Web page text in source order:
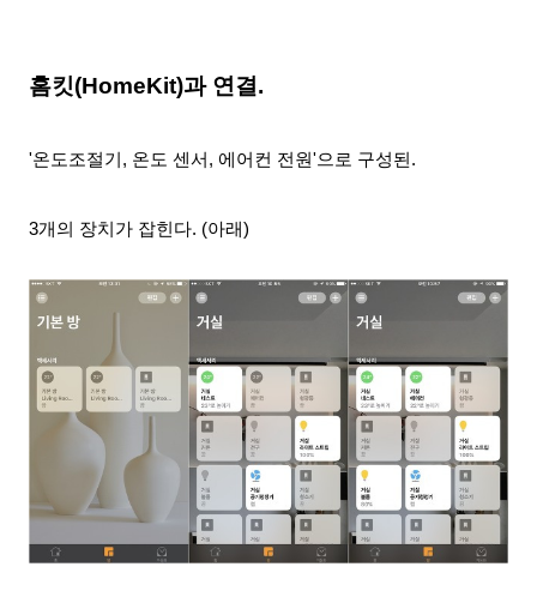
홈킷(HomeKit)과 연결.
'온도조절기, 온도 센서, 에어컨 전원'으로 구성된.
3개의 장치가 잡힌다. (아래)